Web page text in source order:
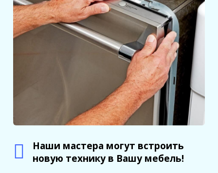
Наши мастера могут встроить
новую технику в Вашу мебель!